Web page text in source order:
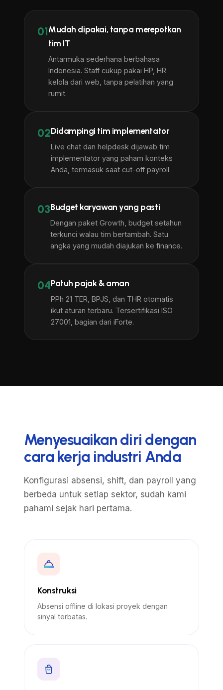
01Mudah dipakai, tanpa merepotkan
tim IT
Antarmuka sederhana berbahasa
Indonesia. Staff cukup pakai HP, HR
kelola dari web, tanpa pelatihan yang
rumit.
02Didampingi tim implementator
Live chat dan helpdesk dijawab tim
implementator yang paham konteks
Anda, termasuk saat cut-off payroll.
03Budget karyawan yang pasti
Dengan paket Growth, budget setahun
terkunci walau tim bertambah. Satu
angka yang mudah diajukan ke finance.
04Patuh pajak & aman
PPh 21 TER, BPJS, dan THR otomatis
ikut aturan terbaru. Tersertifikasi ISO
27001, bagian dari iForte.
Menyesuaikan diri dengan
cara kerja industri Anda
Konfigurasi absensi, shift, dan payroll yang
berbeda untuk setiap sektor, sudah kami
pahami sejak hari pertama.
Konstruksi
Absensi offline di lokasi proyek dengan
sinyal terbatas.